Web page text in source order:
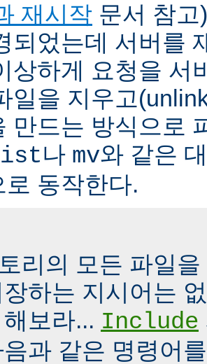
재시작 문서 참
되었는데 서버를
상하게 요청을 서
일을 지우고
만드는 방식으로
나 mv와 같은
로 동작한다.
리의 모든 파일
하는 지시어는
보라... Include
음과 같은 명령어